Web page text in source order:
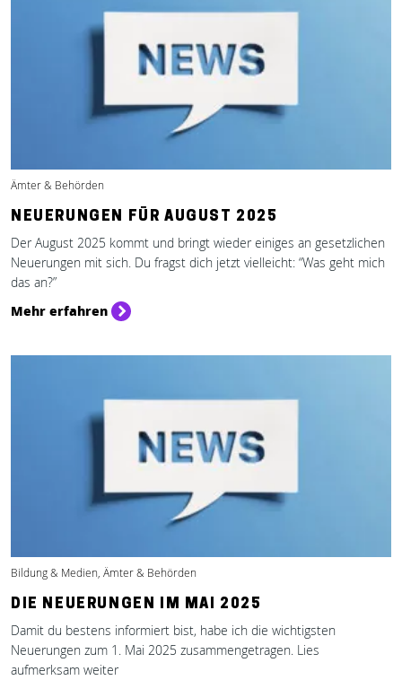
Ämter & Behörden
NEUERUNGEN FÜR AUGUST 2025
Der August 2025 kommt und bringt wieder einiges an gesetzlichen
Neuerungen mit sich. Du fragst dich jetzt vielleicht: “Was geht mich
das an?”
Mehr erfahren
Bildung & Medien, Ämter & Behörden
DIE NEUERUNGEN IM MAI 2025
Damit du bestens informiert bist, habe ich die wichtigsten
Neuerungen zum 1. Mai 2025 zusammengetragen. Lies
aufmerksam weiter